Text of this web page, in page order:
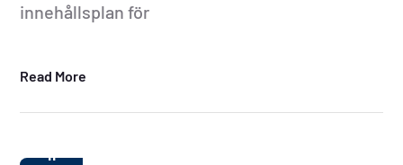
innehållsplan för
Read More
11